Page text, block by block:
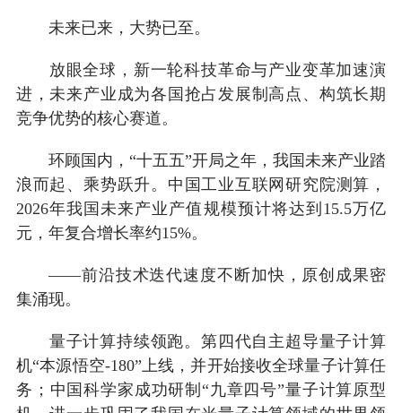
未来已来，大势已至。
放眼全球，新一轮科技革命与产业变革加速演
进，未来产业成为各国抢占发展制高点、构筑长期
竞争优势的核心赛道。
环顾国内，“十五五”开局之年，我国未来产业踏
浪而起、乘势跃升。中国工业互联网研究院测算，
2026年我国未来产业产值规模预计将达到15.5万亿
元，年复合增长率约15%。
——前沿技术迭代速度不断加快，原创成果密
集涌现。
量子计算持续领跑。第四代自主超导量子计算
机“本源悟空-180”上线，并开始接收全球量子计算任
务；中国科学家成功研制“九章四号”量子计算原型